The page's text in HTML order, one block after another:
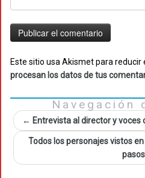
Este sitio usa Akismet para reducir
procesan los datos de tus
Navegación
← Entrevista al director y voces
Todos los personajes vistos